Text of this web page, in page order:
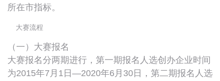
所在市指标。
大赛流程
（一）大赛报名
大赛报名分两期进行，第一期报名人选创办企业时间
为2015年7月1日—2020年6月30日，第二期报名人选